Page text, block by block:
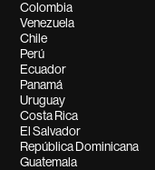
Colombia
Venezuela
Chile
Perú
Ecuador
Panamá
Uruguay
Costa Rica
El Salvador
República Dominicana
Guatemala